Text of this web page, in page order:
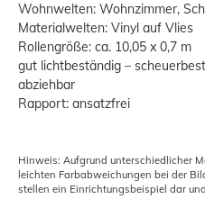
Wohnwelten: Wohnzimmer,
Materialwelten: Vinyl auf Vlies
Rollengröße: ca. 10,05 x 0,7 m
gut lichtbeständig –
abziehbar
Rapport: ansatzfrei
Hinweis: Aufgrund unterschiedlicher
leichten Farbabweichungen bei der
stellen ein Einrichtungsbeispiel dar